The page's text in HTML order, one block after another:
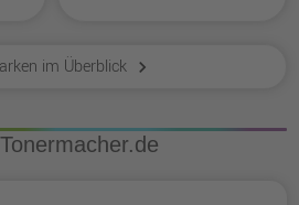
im Überblick keyboard_arrow_right